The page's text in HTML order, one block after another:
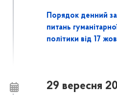
Порядок денний
питань
політики від 17
29 вересня